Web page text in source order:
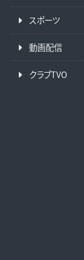
スポーツ
動画配信
クラブTVO